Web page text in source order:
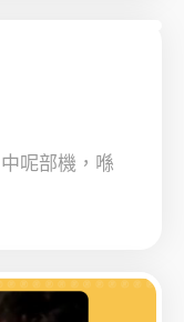
呢部機，喺